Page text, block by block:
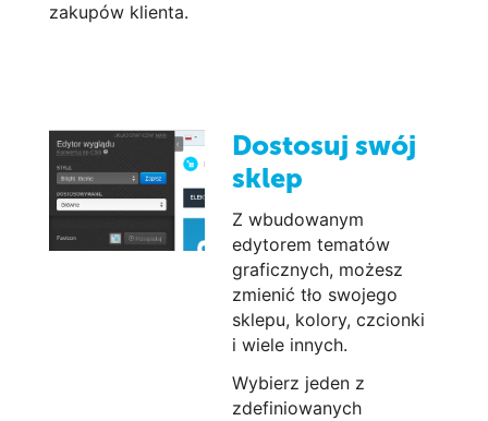
zakupów klienta.
Dostosuj swój
sklep
Z wbudowanym
edytorem tematów
graficznych, możesz
zmienić tło swojego
sklepu, kolory, czcionki
i wiele innych.
Wybierz jeden z
zdefiniowanych